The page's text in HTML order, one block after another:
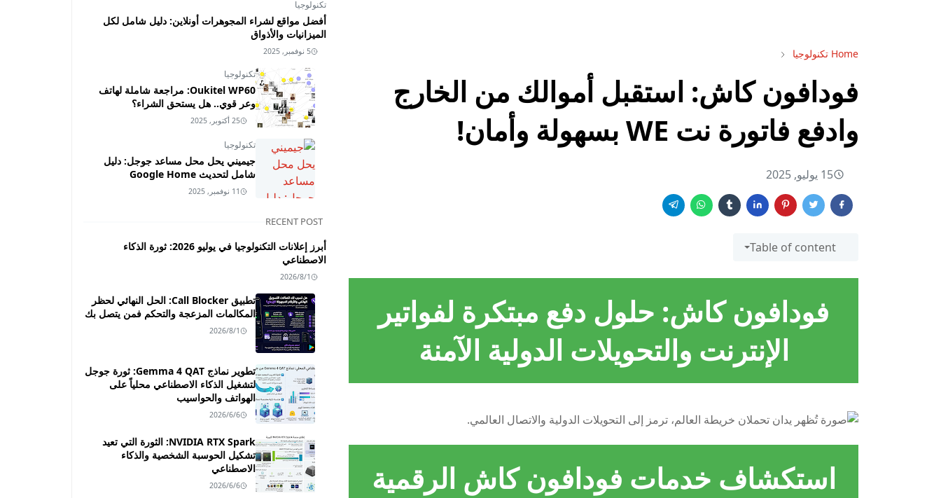
Home تكنولوجيا
فودافون كاش: استقبل أموالك من الخارج
وادفع فاتورة نت WE بسهولة وأمان!
15 يوليو, 2025
Table of content
فودافون كاش: حلول دفع مبتكرة لفواتير
الإنترنت والتحويلات الدولية الآمنة
استكشاف خدمات فودافون كاش الرقمية
تكنولوجيا
أفضل مواقع لشراء المجوهرات أونلاين: دليل شامل لكل
الميزانيات والأذواق
5 نوفمبر, 2025
تكنولوجيا
Oukitel WP60: مراجعة شاملة لهاتف
وعر قوي.. هل يستحق الشراء؟
25 أكتوبر, 2025
تكنولوجيا
جيميني يحل محل مساعد جوجل: دليل
شامل لتحديث Google Home
11 نوفمبر, 2025
RECENT POST
أبرز إعلانات التكنولوجيا في يوليو 2026: ثورة الذكاء
الاصطناعي
2026/8/1
تطبيق Call Blocker: الحل النهائي لحظر
المكالمات المزعجة والتحكم فمن يتصل بك
2026/8/1
تطوير نماذج Gemma 4 QAT: ثورة جوجل
لتشغيل الذكاء الاصطناعي محلياً على
الهواتف والحواسيب
2026/6/6
NVIDIA RTX Spark: الثورة التي تعيد
تشكيل الحوسبة الشخصية والذكاء
الاصطناعي
2026/6/6